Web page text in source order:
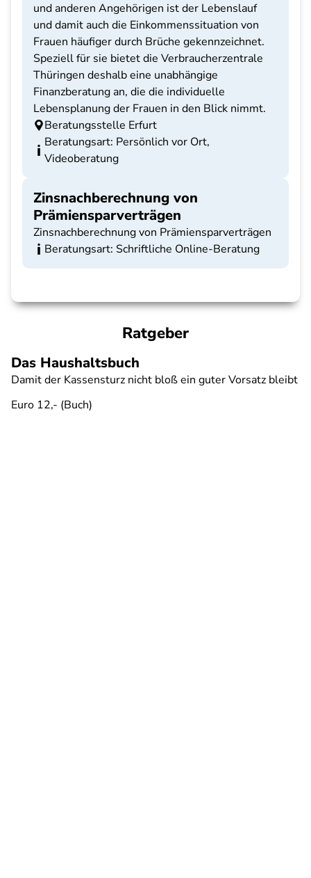
und anderen Angehörigen ist der Lebenslauf
und damit auch die Einkommenssituation von
Frauen häufiger durch Brüche gekennzeichnet.
Speziell für sie bietet die Verbraucherzentrale
Thüringen deshalb eine unabhängige
Finanzberatung an, die die individuelle
Lebensplanung der Frauen in den Blick nimmt.
Beratungsstelle Erfurt
Beratungsart: Persönlich vor Ort,
Videoberatung
Zinsnachberechnung von
Prämiensparverträgen
Zinsnachberechnung von Prämiensparverträgen
Beratungsart: Schriftliche Online-Beratung
Ratgeber
Das Haushaltsbuch
Damit der Kassensturz nicht bloß ein guter Vorsatz bleibt
Euro 12,- (Buch)